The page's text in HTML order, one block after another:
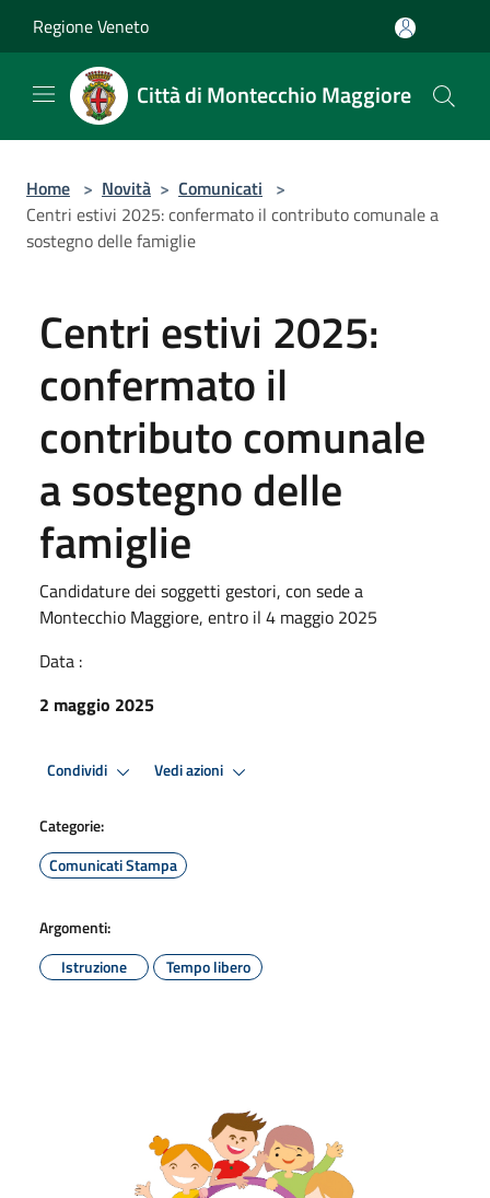
Regione Veneto
Città di Montecchio Maggiore
Home > Novità > Comunicati >
Centri estivi 2025: confermato il contributo comunale a
sostegno delle famiglie
Centri estivi 2025:
confermato il
contributo comunale
a sostegno delle
famiglie
Candidature dei soggetti gestori, con sede a
Montecchio Maggiore, entro il 4 maggio 2025
Data :
2 maggio 2025
Condividi Vedi azioni
Categorie:
Comunicati Stampa
Argomenti:
Istruzione
Tempo libero